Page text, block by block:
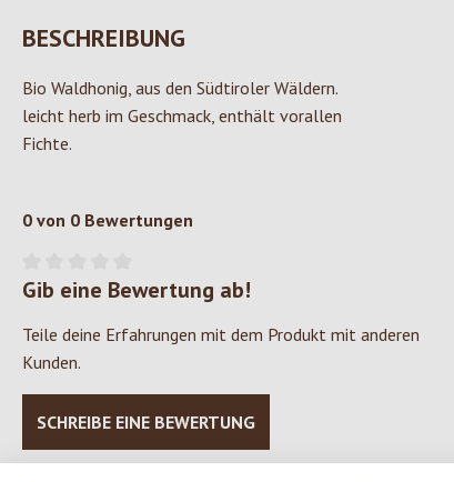
BESCHREIBUNG
Bio Waldhonig, aus den Südtiroler Wäldern.
leicht herb im Geschmack, enthält vorallen
Fichte.
0 von 0 Bewertungen
Durchschnittliche Bewertung von 0 von 5 Sternen
Gib eine Bewertung ab!
Teile deine Erfahrungen mit dem Produkt mit anderen
Kunden.
SCHREIBE EINE BEWERTUNG